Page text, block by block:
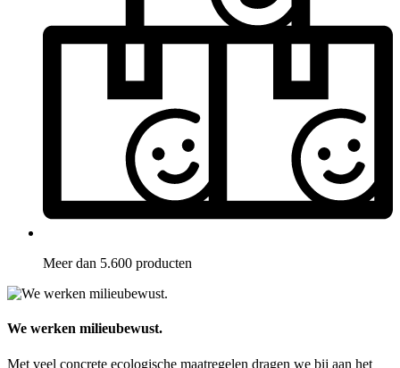
Meer dan 5.600 producten
We werken milieubewust.
Met veel concrete ecologische maatregelen dragen we bij aan het